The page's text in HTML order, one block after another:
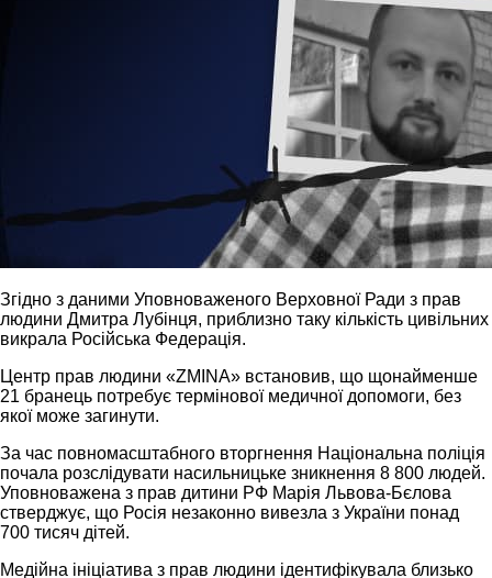
Згідно з даними Уповноваженого Верховної Ради з прав
людини Дмитра Лубінця, приблизно таку кількість цивільних
викрала Російська Федерація.
Центр прав людини «ZMINA» встановив, що щонайменше
21 бранець потребує термінової медичної допомоги, без
якої може загинути.
За час повномасштабного вторгнення Національна поліція
почала розслідувати насильницьке зникнення 8 800 людей.
Уповноважена з прав дитини РФ Марія Львова-Бєлова
стверджує, що Росія незаконно вивезла з України понад
700 тисяч дітей.
Медійна ініціатива з прав людини ідентифікувала близько